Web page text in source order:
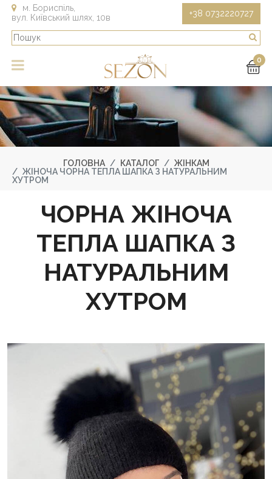
м. Бориспіль,
вул. Київський шлях, 10в
+38 0732220727
0
ГОЛОВНА КАТАЛОГ
ЖІНКАМ
ЖІНОЧА ЧОРНА ТЕПЛА ШАПКА З НАТУРАЛЬНИМ
ХУТРОМ
ЧОРНА ЖІНОЧА
ТЕПЛА ШАПКА З
НАТУРАЛЬНИМ
ХУТРОМ